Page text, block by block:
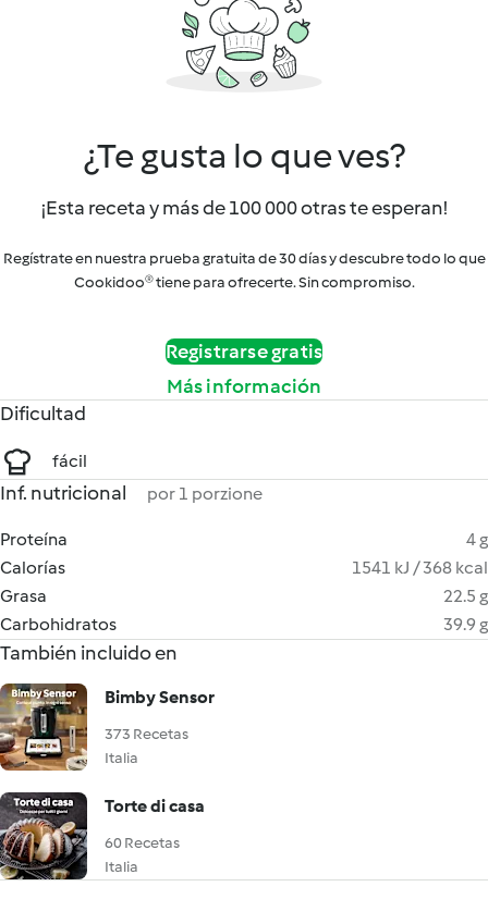
¿Te gusta lo que ves?
¡Esta receta y más de 100 000 otras te esperan!
Regístrate en nuestra prueba gratuita de 30 días y descubre todo lo que
Cookidoo® tiene para ofrecerte. Sin compromiso.
Registrarse gratis
Más información
Dificultad
fácil
Inf. nutricional por 1 porzione
Proteína
4 g
Calorías
1541 kJ / 368 kcal
Grasa
22.5 g
Carbohidratos
39.9 g
También incluido en
Bimby Sensor
373 Recetas
Italia
Torte di casa
60 Recetas
Italia